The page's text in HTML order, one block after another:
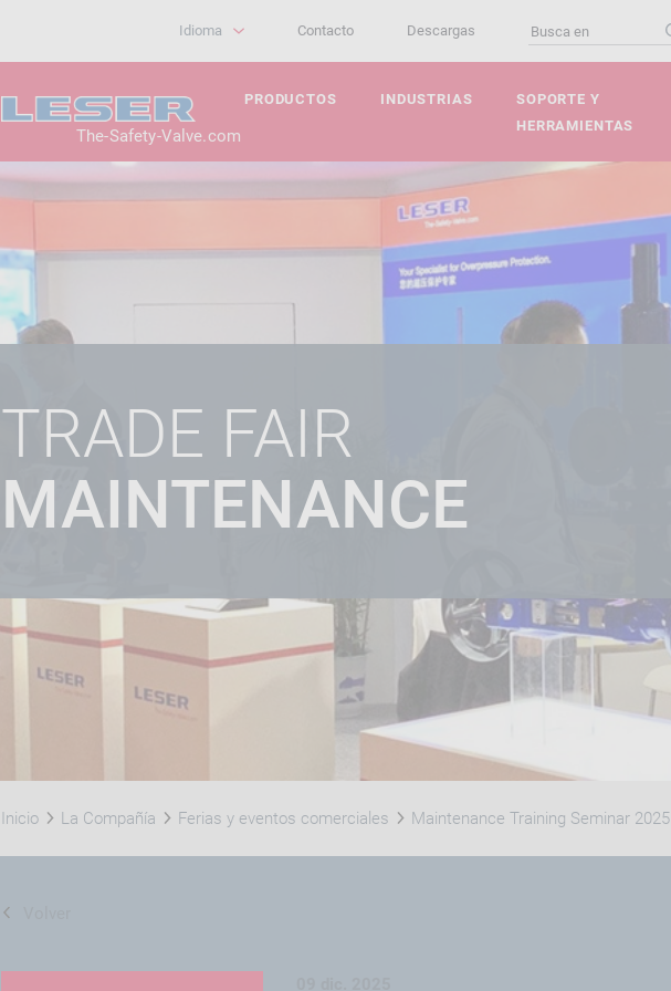
Contacto Descargas
Idioma
The-Safety-Valve.com
PRODUCTOS INDUSTRIAS
SOPORTE Y
HERRAMIENTAS
TRADE FAIR
MAINTENANCE
2025
Inicio La Compañía Ferias y eventos comerciales Maintenance Training Seminar 2025